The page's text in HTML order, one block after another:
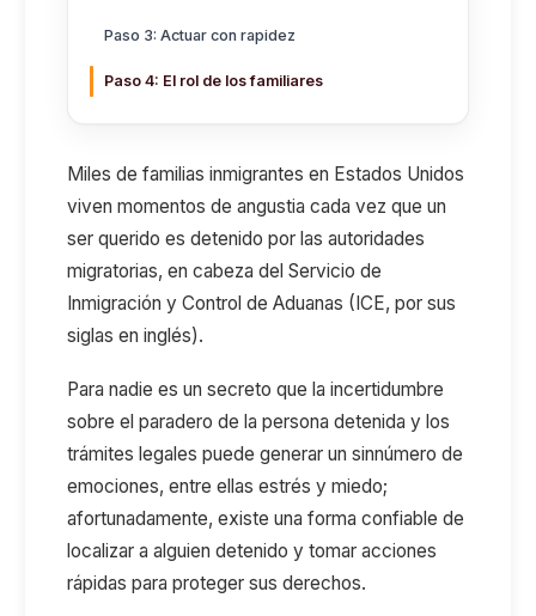
Paso 3: Actuar con rapidez
Paso 4: El rol de los familiares
Miles de familias inmigrantes en Estados Unidos
viven momentos de angustia cada vez que un
ser querido es detenido por las autoridades
migratorias, en cabeza del Servicio de
Inmigración y Control de Aduanas (ICE, por sus
siglas en inglés).
Para nadie es un secreto que la incertidumbre
sobre el paradero de la persona detenida y los
trámites legales puede generar un sinnúmero de
emociones, entre ellas estrés y miedo;
afortunadamente, existe una forma confiable de
localizar a alguien detenido y tomar acciones
rápidas para proteger sus derechos.